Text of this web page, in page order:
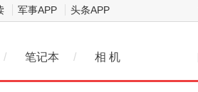
军事APP 头条APP
/ 笔记本 / 相 机